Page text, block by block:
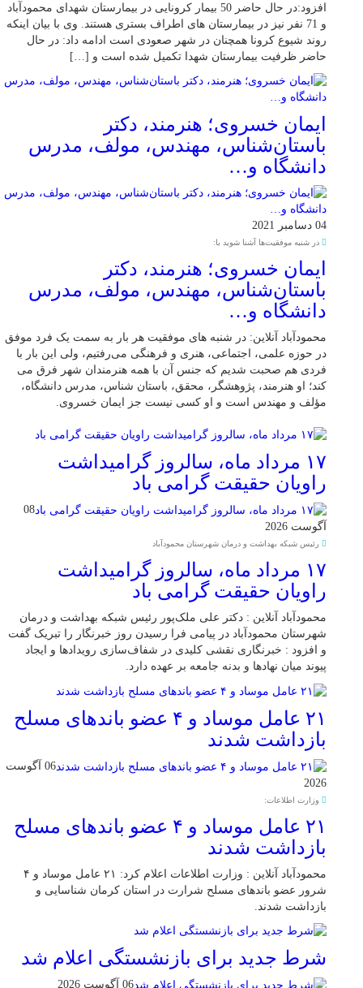
افزود:در حال حاضر 50 بیمار کرونایی در بیمارستان شهدای محمودآباد
و 71 نفر نیز در بیمارستان های اطراف بستری هستند. وی با بیان اینکه
روند شیوع کرونا همچنان در شهر صعودی است ادامه داد: در حال
حاضر ظرفیت بیمارستان شهدا تکمیل شده است و […]
ایمان خسروی؛ هنرمند، دکتر
باستان‌شناس، مهندس، مولف، مدرس
دانشگاه و…
04 دسامبر 2021
در شنبه موفقیت‌ها آشنا شوید با:
ایمان خسروی؛ هنرمند، دکتر
باستان‌شناس، مهندس، مولف، مدرس
دانشگاه و…
محمودآباد آنلاین: در شنبه های موفقیت هر بار به سمت یک فرد موفق
در حوزه علمی، اجتماعی، هنری و فرهنگی می‌رفتیم، ولی این بار با
فردی هم صحبت شدیم که جنس آن با همه هنرمندان شهر فرق می
کند؛ او هنرمند، پژوهشگر، محقق، باستان شناس، مدرس دانشگاه،
مؤلف و مهندس است و او کسی نیست جز ایمان خسروی.
۱۷ مرداد ماه، سالروز گرامیداشت
راویان حقیقت گرامی باد
08
آگوست 2026
رئیس شبکه بهداشت و درمان شهرستان محمودآباد
۱۷ مرداد ماه، سالروز گرامیداشت
راویان حقیقت گرامی باد
محمودآباد آنلاین : دکتر علی ملک‌پور رئیس شبکه بهداشت و درمان
شهرستان محمودآباد در پیامی فرا رسیدن روز خبرنگار را تبریک گفت
و افزود : خبرنگاری نقشی کلیدی در شفاف‌سازی رویدادها و ایجاد
پیوند میان نهادها و بدنه جامعه بر عهده دارد.
۲۱ عامل موساد و ۴ عضو باند‌های مسلح
بازداشت شدند
06 آگوست
2026
وزارت اطلاعات:
۲۱ عامل موساد و ۴ عضو باند‌های مسلح
بازداشت شدند
محمودآباد آنلاین : وزارت اطلاعات اعلام کرد: ۲۱ عامل موساد و ۴
شرور عضو باند‌های مسلح شرارت در استان کرمان شناسایی و
بازداشت شدند.
شرط جدید برای بازنشستگی اعلام شد
06 آگوست 2026